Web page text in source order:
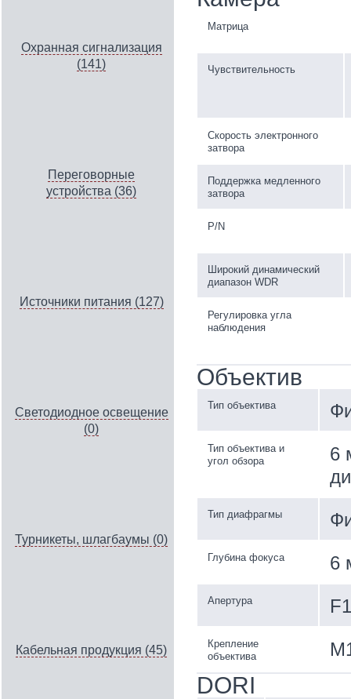
Охранная сигнализация
(141)
Переговорные
устройства (36)
Источники питания (127)
Светодиодное освещение
(0)
Турникеты, шлагбаумы (0)
Кабельная продукция (45)
Матрица
Чувствительность
Скорость электронного
затвора
Поддержка медленного
затвора
P/N
Широкий динамический
диапазон WDR
Регулировка угла
наблюдения
Объектив
Тип объектива
Тип объектива и
угол обзора
6
Тип диафрагмы
Глубина фокуса 6
Апертура
Крепление
объектива
DORI